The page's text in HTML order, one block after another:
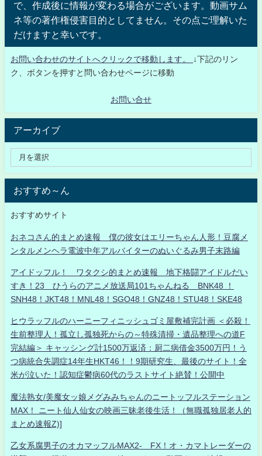
で、作成後に情報が変わる場合がございます。動画サム
ネ等の著作権侵害目的としてません。その点ご理解いた
だけますと幸いです。
お問い合わせのサイトへクリックで移動します。
↓下記のリン
ク、ボタンを押すと問い合わせページに移動
お問い合せ
アーカイブ
おすすめ～ん
おすすめサイト
おネコさん的まとめ速報 僕の彼女はエリーちゃん人形！豆腐メ
ンタルメンヘラ電波中年アルバイターのぬいぐるみ男子末路編
アイドッフル！ ワタクシ的まとめ速報 地下格闘アイドルだい
すき！23 ひうらのアニメ放送局101ちゃんねる BNK48 ！
SNH48！JKT48！MNL48！SGO48！GNZ48！STU48！SKE48
ヒウラッフルのハーニーフィニッシュゴミ屋敷補完計画 ＜必殺！
生前整理人！孤立し孤独死からの～特殊清掃・遺品整理への道F
完結編＞ キャッシング計1500万返済：厨二病借金3500万円！う
つ病統合失調症14年生HKT46！！9期研究生、最後のサイト！全
米が泣いた！認知症鬱病60代のラストサイト絶賛！公開中
魔法熟女/美魔女ッ娘メグみみちゃんのニートッフルステーション
MAX！ ニート仙人仙女の映画三昧老後生活！（無職孤独居老人的
まとめ速報Z)]
乙女系腐男子のオカマッフルMAX2- FX！オ・カマトレーダーの